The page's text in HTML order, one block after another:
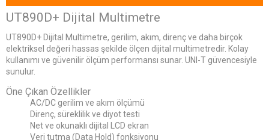
UT890D+ Dijital Multimetre
UT890D+ Dijital Multimetre, gerilim, akım, direnç ve daha birçok
elektriksel değeri hassas şekilde ölçen dijital multimetredir. Kolay
kullanımı ve güvenilir ölçüm performansı sunar. UNI-T güvencesiyle
sunulur.
Öne Çıkan Özellikler
AC/DC gerilim ve akım ölçümü
Direnç, süreklilik ve diyot testi
Net ve okunaklı dijital LCD ekran
Veri tutma (Data Hold) fonksiyonu